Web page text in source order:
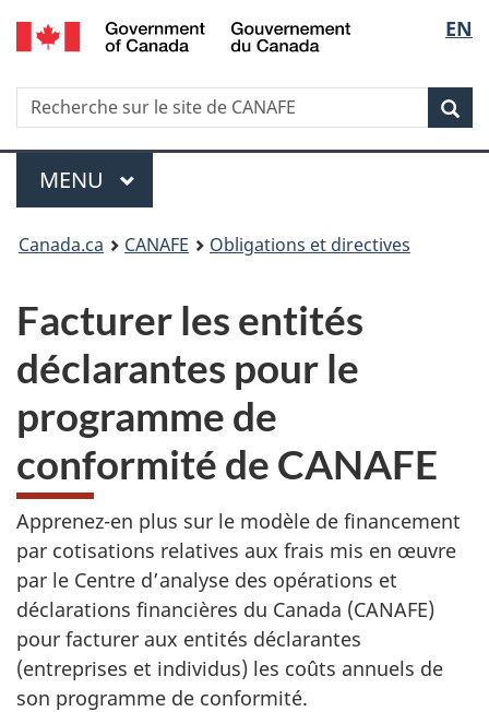
Passer
au
principal
Passer
à
sujet
du
gouvernement
Passer
à
version
HTML
simplifiée
de
la
EN
Recherche
Recherche
sur
le
site
Menu
MENU PRINCIPAL
Vous
ici
Canada.ca CANAFE Obligations et directives
Facturer les entités
déclarantes pour le
programme de
conformité de CANAFE
Apprenez-en plus sur le modèle de financement
par cotisations relatives aux frais mis en œuvre
par le Centre d’analyse des opérations et
déclarations financières du Canada (CANAFE)
pour facturer aux entités déclarantes
(entreprises et individus) les coûts annuels de
son programme de conformité.